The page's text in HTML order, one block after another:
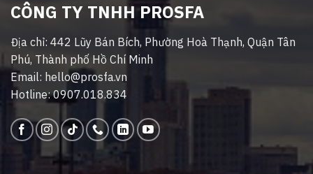
CÔNG TY TNHH PROSFA
Địa chỉ: 442 Lũy Bán Bích, Phường Hoà Thạnh, Quận Tân
Phú, Thành phố Hồ Chí Minh
Email: hello@prosfa.vn
Hotline: 0907.018.834